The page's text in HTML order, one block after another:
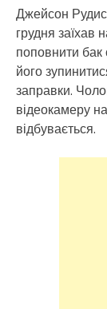
Джейсон
грудня заїхав
поповнити
його
заправки.
відеокамеру
відбувається.